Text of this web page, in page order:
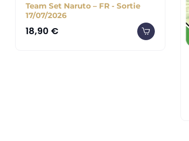
Team Set Naruto – FR - Sortie
17/07/2026
18,90 €